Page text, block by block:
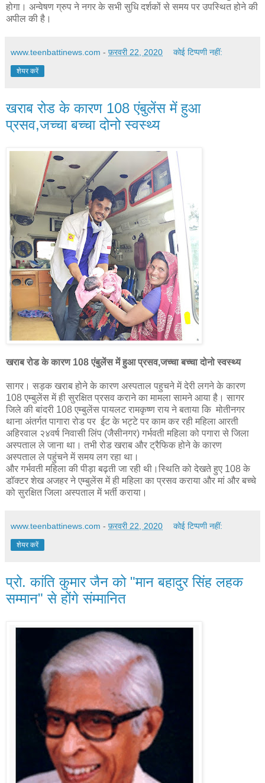
होगा। अन्वेषण ग्रुप ने नगर के सभी सुधि दर्शकों से समय पर उपस्थित होने की
अपील की है।
www.teenbattinews.com - फ़रवरी 22, 2020 कोई टिप्पणी नहीं:
शेयर करें
खराब रोड के कारण 108 एंबुलेंस में हुआ
प्रसव,जच्चा बच्चा दोनो स्वस्थ्य
खराब रोड के कारण 108 एंबुलेंस में हुआ प्रसव,जच्चा बच्चा दोनो स्वस्थ्य
सागर। सड़क खराब होने के कारण अस्पताल पहुचने में देरी लगने के कारण
108 एम्बुलेंस में ही सुरक्षित प्रसव कराने का मामला सामने आया है। सागर
जिले की बांदरी 108 एम्बुलेंस पायलट रामकृष्ण राय ने बताया कि मोतीनगर
थाना अंतर्गत पागारा रोड पर ईट के भट्टे पर काम कर रही महिला आरती
अहिरवाल २४वर्ष निवासी लिंप (जैसीनगर) गर्भवती महिला को पगारा से जिला
अस्पताल ले जाना था। तभी रोड खराब और ट्रैफिक होने के कारण
अस्पताल ले पहुंचने में समय लग रहा था।
और गर्भवती महिला की पीड़ा बढ़ती जा रही थी।स्थिति को देखते हुए 108 के
डॉक्टर शेख अजहर ने एम्बुलेंस में ही महिला का प्रसव कराया और मां और बच्चे
को सुरक्षित जिला अस्पताल में भर्ती कराया।
www.teenbattinews.com - फ़रवरी 22, 2020 कोई टिप्पणी नहीं:
शेयर करें
प्रो. कांति कुमार जैन को "मान बहादुर सिंह लहक
सम्मान" से होंगे संम्मानित